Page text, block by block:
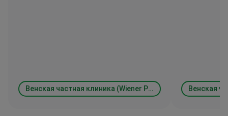
Венская частная клиника (Wiener Privatklinik)